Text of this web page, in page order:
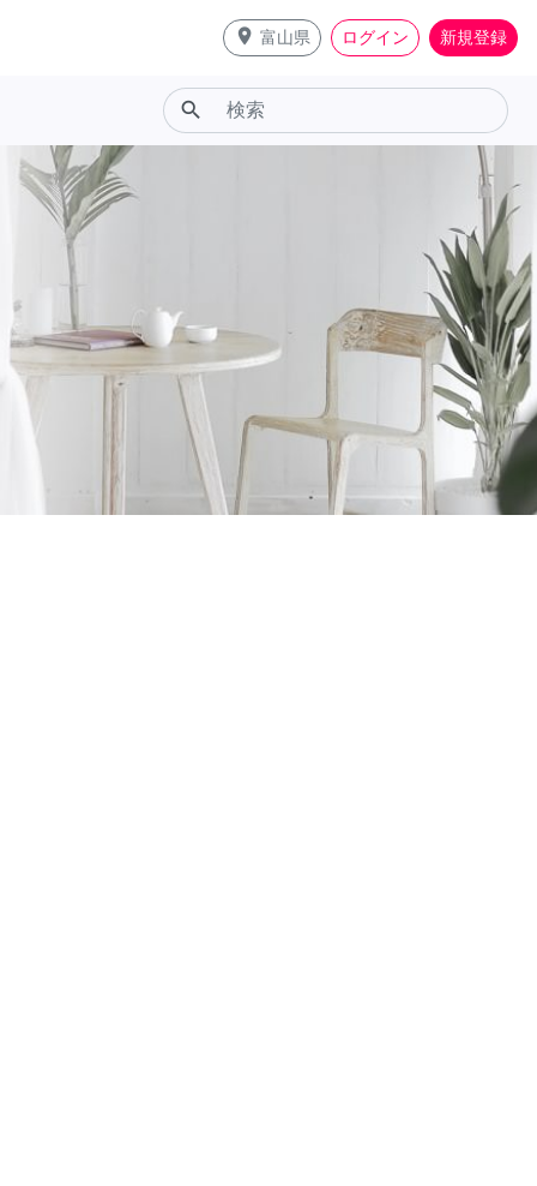
place 富山県 ログイン 新規登録
search